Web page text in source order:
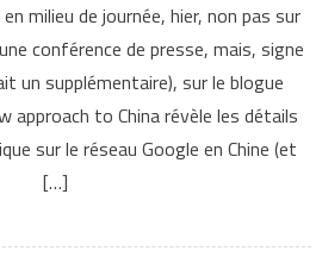
milieu de journée, hier, non pas sur
conférence de presse, mais, signe
un supplémentaire), sur le blogue
approach to China révèle les détails
sur le réseau Google en Chine (et
[…]